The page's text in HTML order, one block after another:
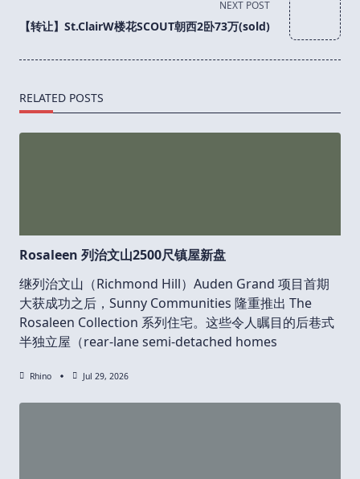
reader-
text">Page</span>
NEXT POST
【转让】St.ClairW楼花SCOUT朝西2卧73万(sold)
RELATED POSTS
Rosaleen 列治文山2500尺镇屋新盘
继列治文山（Richmond Hill）Auden Grand 项目首期
大获成功之后，Sunny Communities 隆重推出 The
Rosaleen Collection 系列住宅。这些令人瞩目的后巷式
半独立屋（rear-lane semi-detached homes
Rhino Jul 29, 2026